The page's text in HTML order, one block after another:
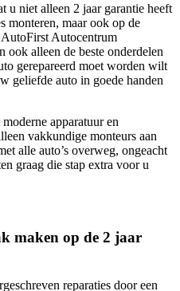
u niet alleen 2 jaar garantie heeft
monteren, maar ook op de
Autocentrum
ook alleen de beste onderdelen
gerepareerd moet worden wilt
geliefde auto in goede handen
apparatuur en
vakkundige monteurs aan
alle auto’s overweg, ongeacht
graag die stap extra voor u
maken op de 2 jaar
reparaties door een